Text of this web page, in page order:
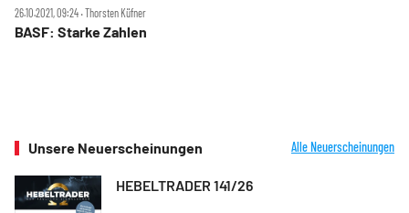
26.10.2021, 09:24 ‧ Thorsten Küfner
BASF: Starke Zahlen
Unsere Neuerscheinungen Alle Neuerscheinungen
HEBELTRADER 141/26